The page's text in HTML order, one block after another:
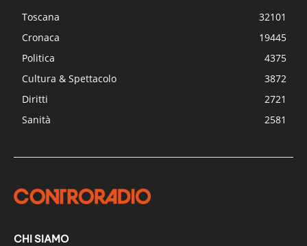
Toscana
32101
Cronaca
19445
Politica
4375
Cultura & Spettacolo
3872
Diritti
2721
Sanità
2581
CHI SIAMO